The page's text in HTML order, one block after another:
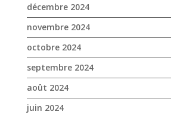
décembre 2024
novembre 2024
octobre 2024
septembre 2024
août 2024
juin 2024